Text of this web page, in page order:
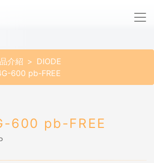
介紹
DIODE
600 pb-FREE
600 pb-FREE